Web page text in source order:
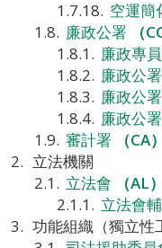
空運簡
廉政公署
（
廉政專
廉政公
廉政公
廉政公
審計署 （CA）
立法機關
立法會
（AL）
立法會
功能組織（獨立性